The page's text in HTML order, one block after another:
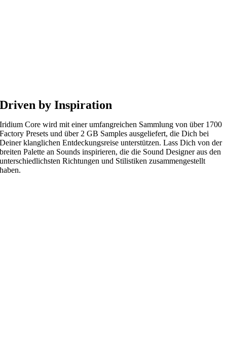
Driven by Inspiration
Iridium Core wird mit einer umfangreichen Sammlung von über 1700
Factory Presets und über 2 GB Samples ausgeliefert, die Dich bei
Deiner klanglichen Entdeckungsreise unterstützen. Lass Dich von der
breiten Palette an Sounds inspirieren, die die Sound Designer aus den
unterschiedlichsten Richtungen und Stilistiken zusammengestellt
haben.